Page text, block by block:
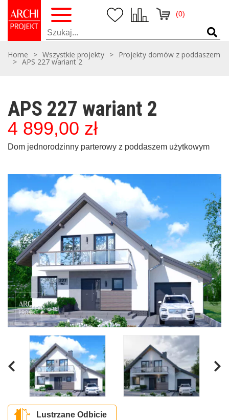
(0)
Home > Wszystkie projekty > Projekty domów z poddaszem
> APS 227 wariant 2
APS 227 wariant 2
4 899,00 zł
Dom jednorodzinny parterowy z poddaszem użytkowym
Lustrzane Odbicie